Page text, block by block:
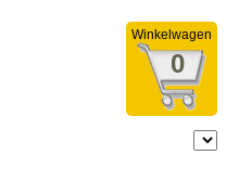
Winkelwagen
0